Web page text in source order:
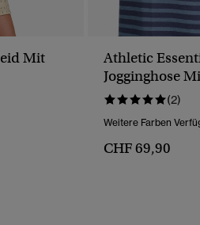
Mit
Athletic
Jogginghose
(2)
Weitere Farben
CHF 69,90